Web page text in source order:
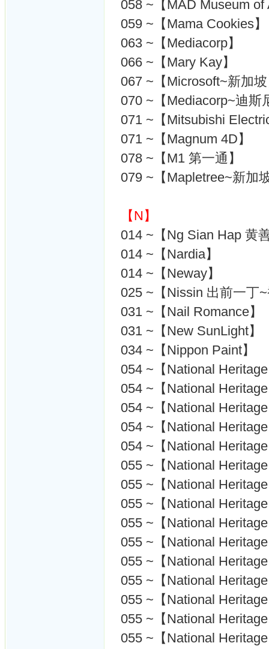
058 ~【MAD Museum of
059 ~【Mama Cookies】
063 ~【Mediacorp】
066 ~【Mary Kay】
067 ~【Microsoft~新加
070 ~【Mediacorp~迪斯
071 ~【Mitsubishi
071 ~【Magnum 4D】
078 ~【M1 第一通】
079 ~【Mapletree~新加
【N】
014 ~【Ng Sian Hap 黄
014 ~【Nardia】
014 ~【Neway】
025 ~【Nissin 出前一丁
031 ~【Nail Romance】
031 ~【New SunLight】
034 ~【Nippon Paint】
054 ~【National
054 ~【National
054 ~【National
054 ~【National
054 ~【National
055 ~【National
055 ~【National
055 ~【National
055 ~【National
055 ~【National
055 ~【National
055 ~【National
055 ~【National
055 ~【National
055 ~【National